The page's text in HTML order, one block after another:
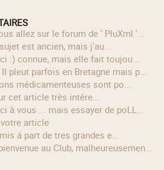
allez sur le forum de ' PluXml '...
sujet est ancien, mais j'au...
:) connue, mais elle fait toujou...
Il pleut parfois en Bretagne mais p...
médicamenteuses sont po...
cet article très intére...
à vous ... mais essayer de poLL...
votre article
á part de tres grandes e...
au Club, malheureusemen...